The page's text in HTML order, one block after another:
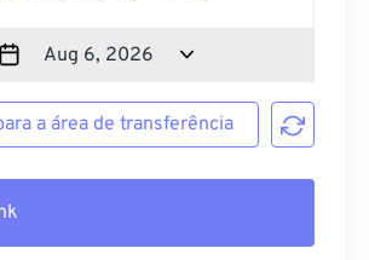
a área de transferência